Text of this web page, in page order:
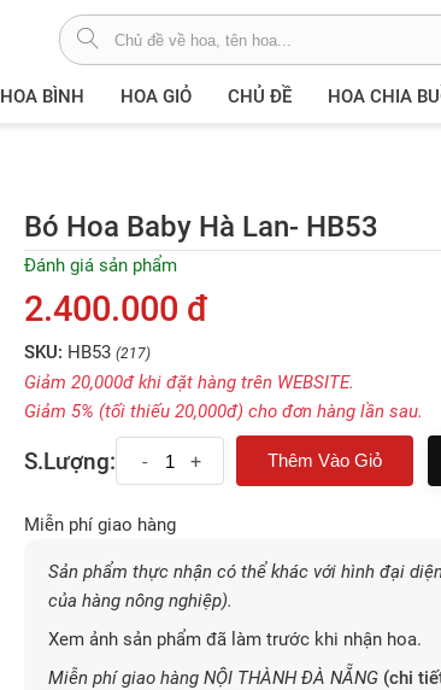
HOA BÌNH HOA GIỎ CHỦ ĐỀ HOA CHIA
Bó Hoa Baby Hà Lan- HB53
Đánh giá sản phẩm
2.400.000 đ
SKU: HB53 (217)
Giảm 20,000đ khi đặt hàng trên WEBSITE.
Giảm 5% (tối thiếu 20,000đ) cho đơn hàng lần sau.
S.Lượng: - +
Miễn phí giao hàng
Sản phẩm thực nhận có thể khác với hình đại
của hàng nông nghiệp).
Xem ảnh sản phẩm đã làm trước khi nhận hoa.
Miễn phí giao hàng NỘI THÀNH ĐÀ NẴNG (chi